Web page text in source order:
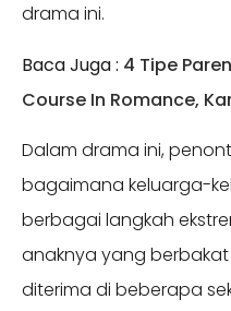
drama ini.
Baca Juga : 4 Tipe
Course In Romance,
Dalam drama ini,
bagaimana keluarga-
berbagai langkah
anaknya yang
diterima di beberapa